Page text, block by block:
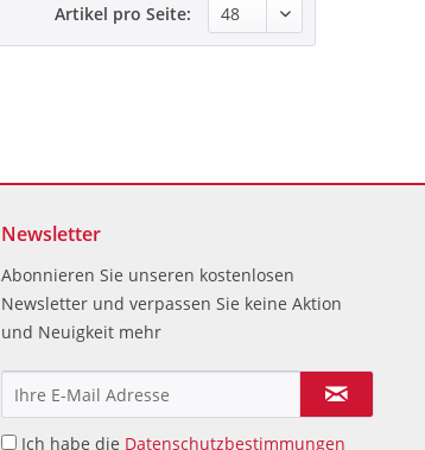
Artikel pro Seite:
Newsletter
Abonnieren Sie unseren kostenlosen
Newsletter und verpassen Sie keine Aktion
und Neuigkeit mehr
Ich habe die Datenschutzbestimmungen